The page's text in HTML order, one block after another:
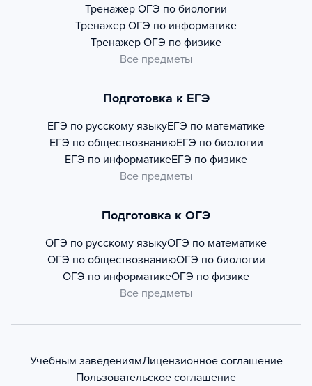
Тренажер ОГЭ по биологии
Тренажер ОГЭ по информатике
Тренажер ОГЭ по физике
Все предметы
Подготовка к ЕГЭ
ЕГЭ по русскому языкуЕГЭ по математике
ЕГЭ по обществознаниюЕГЭ по биологии
ЕГЭ по информатикеЕГЭ по физике
Все предметы
Подготовка к ОГЭ
ОГЭ по русскому языкуОГЭ по математике
ОГЭ по обществознаниюОГЭ по биологии
ОГЭ по информатикеОГЭ по физике
Все предметы
Учебным заведениямЛицензионное соглашение
Пользовательское соглашение